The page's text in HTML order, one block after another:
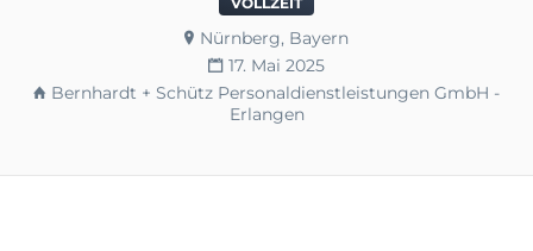
Nürnberg, Bayern
17. Mai 2025
Bernhardt + Schütz Personaldienstleistungen GmbH -
Erlangen